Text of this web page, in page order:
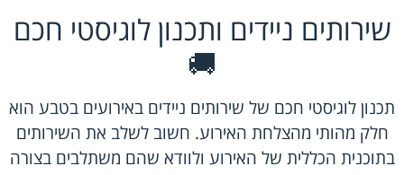
שירותים ניידים ותכנון לוגיסטי חכם
🚚
תכנון לוגיסטי חכם של שירותים ניידים באירועים בטבע הוא
חלק מהותי מהצלחת האירוע. חשוב לשלב את השירותים
בתוכנית הכללית של האירוע ולוודא שהם משתלבים בצורה